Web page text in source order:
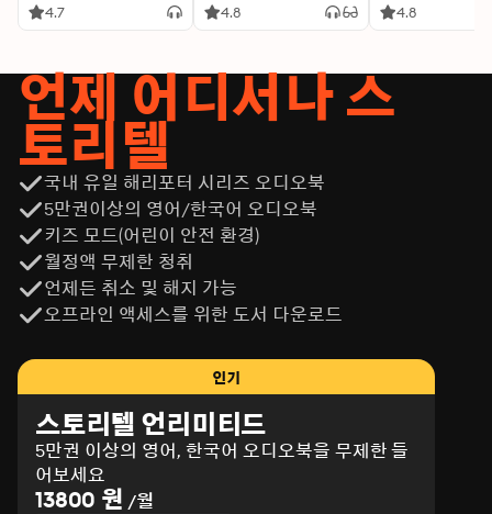
4.7 4.8 4.8
언제 어디서나 스
토리텔
국내 유일 해리포터 시리즈 오디오북
5만권이상의 영어/한국어 오디오북
키즈 모드(어린이 안전 환경)
월정액 무제한 청취
언제든 취소 및 해지 가능
오프라인 액세스를 위한 도서 다운로드
인기
스토리텔 언리미티드
5만권 이상의 영어, 한국어 오디오북을 무제한 들
어보세요
13800 원 /월